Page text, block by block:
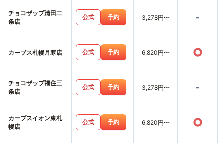
チョコザップ清田二
条店
公式 予約 3,278円〜 -
カーブス札幌月寒店 公式 予約 6,820円〜 ○
チョコザップ福住三
条店
公式 予約 3,278円〜 -
カーブスイオン東札
幌店
公式 予約 6,820円〜 ○